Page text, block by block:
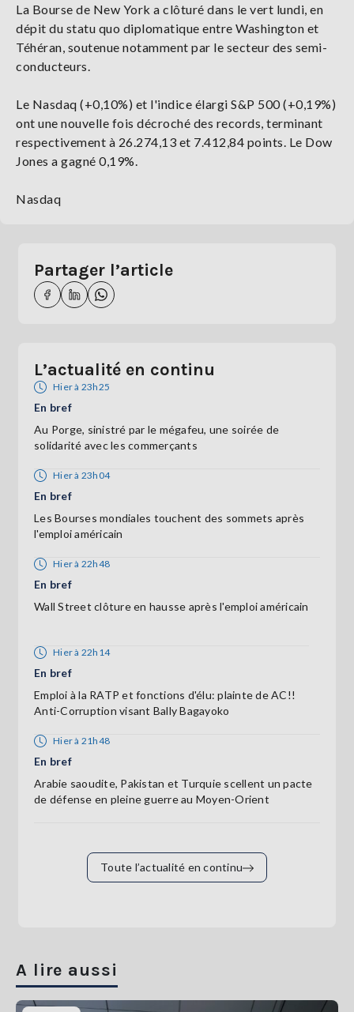
La Bourse de New York a clôturé dans le vert lundi, en
dépit du statu quo diplomatique entre Washington et
Téhéran, soutenue notamment par le secteur des semi-
conducteurs.
Le Nasdaq (+0,10%) et l'indice élargi S&P 500 (+0,19%)
ont une nouvelle fois décroché des records, terminant
respectivement à 26.274,13 et 7.412,84 points. Le Dow
Jones a gagné 0,19%.
Nasdaq
Partager l’article
L’actualité en continu
Hier à 23h25
En bref
Au Porge, sinistré par le mégafeu, une soirée de
solidarité avec les commerçants
Hier à 23h04
En bref
Les Bourses mondiales touchent des sommets après
l'emploi américain
Hier à 22h48
En bref
Wall Street clôture en hausse après l'emploi américain
Hier à 22h14
En bref
Emploi à la RATP et fonctions d'élu: plainte de AC!!
Anti-Corruption visant Bally Bagayoko
Hier à 21h48
En bref
Arabie saoudite, Pakistan et Turquie scellent un pacte
de défense en pleine guerre au Moyen-Orient
Toute l’actualité en continu
A lire aussi